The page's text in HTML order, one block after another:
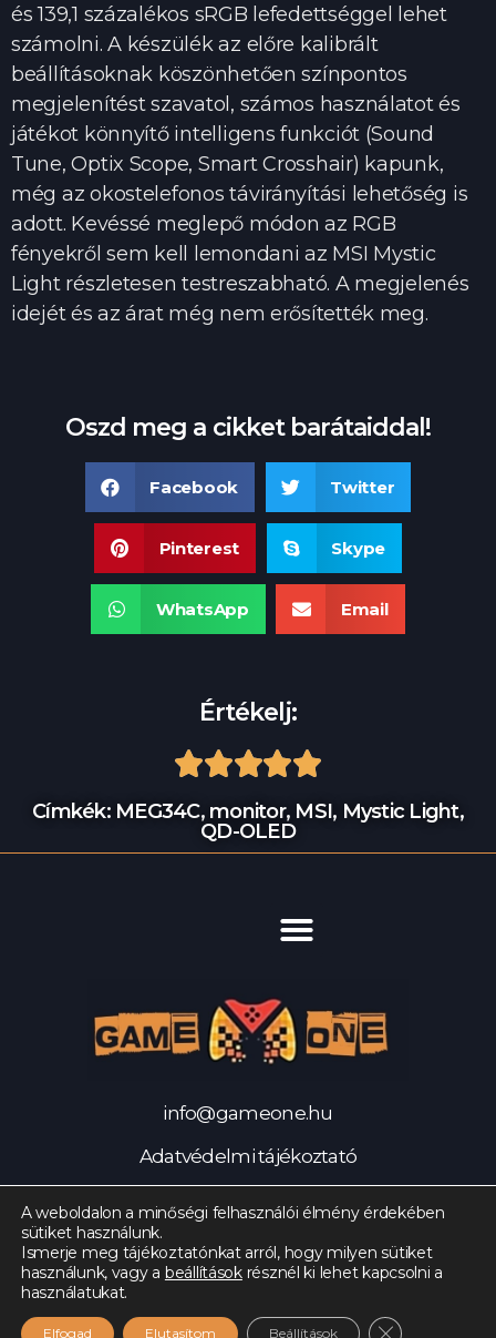
és 139,1 százalékos sRGB lefedettséggel lehet
számolni. A készülék az előre kalibrált
beállításoknak köszönhetően színpontos
megjelenítést szavatol, számos használatot és
játékot könnyítő intelligens funkciót (Sound
Tune, Optix Scope, Smart Crosshair) kapunk,
még az okostelefonos távirányítási lehetőség is
adott. Kevéssé meglepő módon az RGB
fényekről sem kell lemondani az MSI Mystic
Light részletesen testreszabható. A megjelenés
idejét és az árat még nem erősítették meg.
Oszd meg a cikket barátaiddal!
Facebook Twitter
Pinterest Skype
WhatsApp Email
Értékelj:

Címkék: MEG34C, monitor, MSI, Mystic Light,
QD-OLED
info@gameone.hu
Adatvédelmi tájékoztató
© 2021 Az oldalt készítette: Balance Media
A weboldalon a minőségi felhasználói élmény érdekében
sütiket használunk.
Ismerje meg tájékoztatónkat arról, hogy milyen sütiket
használunk, vagy a beállításokrésznél ki lehet kapcsolni a
használatukat.
Elfogad Elutasítom Beállítások CLOSE